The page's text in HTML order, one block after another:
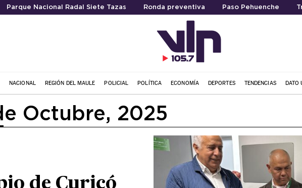
Parque Nacional Radal Siete Tazas Ronda preventiva Paso Pehuenche
NACIONAL REGIÓN DEL MAULE POLICIAL POLÍTICA ECONOMÍA DEPORTES TENDENCIAS DATO
Octubre, 2025
de Curicó